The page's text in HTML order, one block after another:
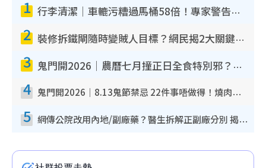
1 行李清潔｜車轆污糟過馬桶58倍！專家警告忌用酒精抹 教1招免污手除菌
2 裝修拆鐵閘隨時變賊人目標？網民揭2大關鍵用途：裝新式等於白裝？附新舊鐵閘分別
3 鬼門開2026｜農曆七月撞正日全食特別邪？專家警告切忌做一事！揭4大禁忌+2招保平安
4 鬼門開2026｜8.13鬼節禁忌 22件事唔做得！燒肉、刺身要少食？半夜勿吹口哨/打呢個電話
5 網傳公院改用內地/副廠藥？醫生拆解正副廠分別 揭4類人換藥隨時出事